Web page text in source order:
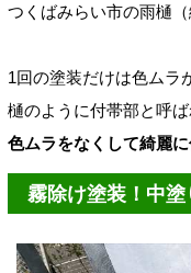
つくばみらい市の雨樋（
1回の塗装だけは色ムラ
樋のように付帯部と呼
色ムラをなくして綺麗
霧除け塗装！中塗